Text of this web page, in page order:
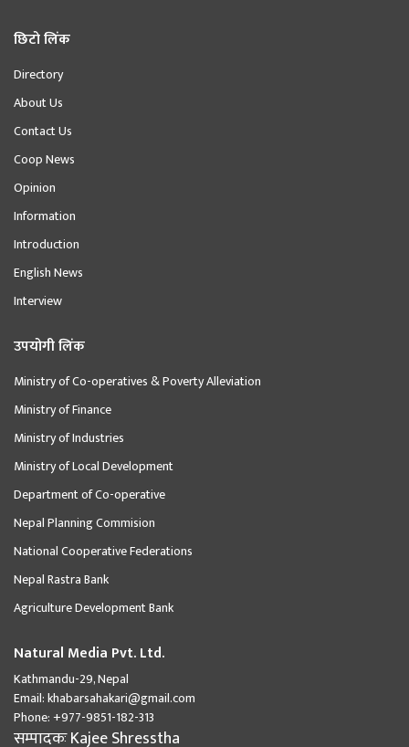
छिटो लिंक
Directory
About Us
Contact Us
Coop News
Opinion
Information
Introduction
English News
Interview
उपयोगी लिंक
Ministry of Co-operatives & Poverty Alleviation
Ministry of Finance
Ministry of Industries
Ministry of Local Development
Department of Co-operative
Nepal Planning Commision
National Cooperative Federations
Nepal Rastra Bank
Agriculture Development Bank
Natural Media Pvt. Ltd.
Kathmandu-29, Nepal
Email:khabarsahakari@gmail.com
Phone:+977-9851-182-313
सम्पादकःKajee Shresstha